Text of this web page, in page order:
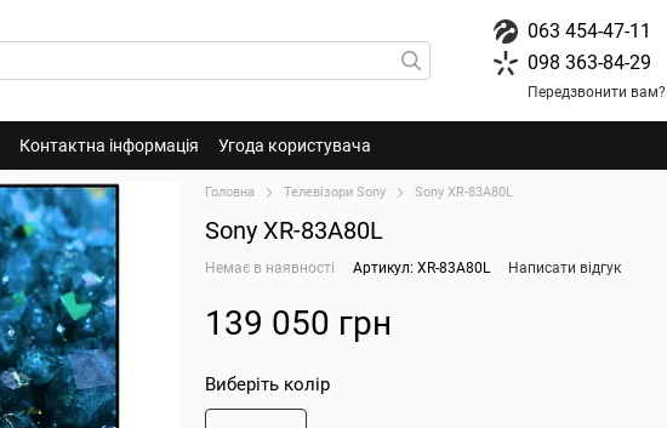
063 454-47-11
098 363-84-29
Передзвонити вам?
Контактна інформація Угода користувача
Головна Телевізори Sony Sony XR-83A80L
Sony XR-83A80L
Немає в наявності Артикул: XR-83A80L Написати відгук
139 050 грн
Виберіть колір